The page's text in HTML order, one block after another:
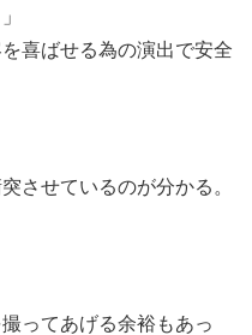
喜ばせる為の演出で安全
させているのが分かる。
ってあげる余裕もあっ